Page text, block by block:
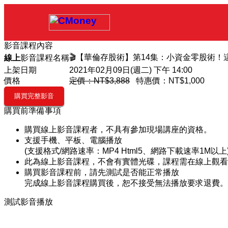
影音課程內容
線上影音課程名稱🎬【華倫存股術】第14集：小資金零股術！
上架日期
2021年02月09日(週二) 下午 14:00
價格
定價：NT$3,888 特惠價： NT$1,000
購買前準備事項
購買線上影音課程者，不具有參加現場講座的資格。
支援手機、平板、電腦播放
(支援格式/網路速率：MP4 Html5、網路下載速率1M以
此為線上影音課程，不會有實體光碟，課程需在線上觀看
購買影音課程前，請先測試是否能正常播放
完成線上影音課程購買後，恕不接受無法播放要求退費。
測試影音播放